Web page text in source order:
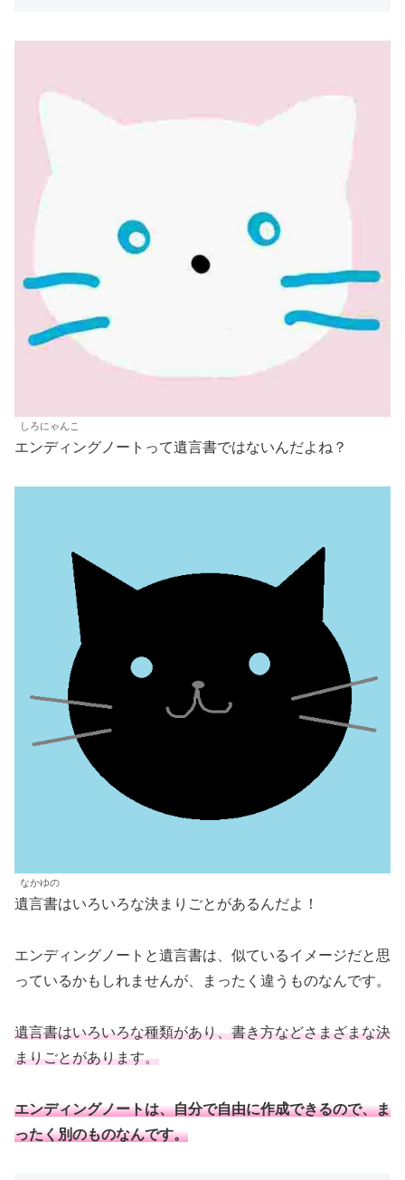
しろにゃんこ
エンディングノートって遺言書ではないんだよね？
なかゆの
遺言書はいろいろな決まりごとがあるんだよ！
エンディングノートと遺言書は、似ているイメージだと思
っているかもしれませんが、まったく違うものなんです。
遺言書はいろいろな種類があり、書き方などさまざまな決
まりごとがあります。
エンディングノートは、自分で自由に作成できるので、ま
ったく別のものなんです。